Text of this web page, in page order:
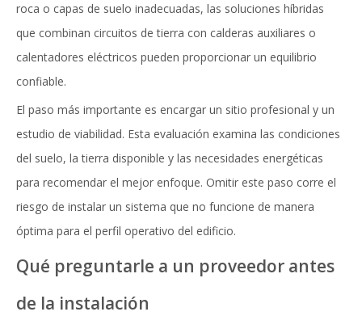
roca o capas de suelo inadecuadas, las soluciones híbridas
que combinan circuitos de tierra con calderas auxiliares o
calentadores eléctricos pueden proporcionar un equilibrio
confiable.
El paso más importante es encargar un sitio profesional y un
estudio de viabilidad. Esta evaluación examina las condiciones
del suelo, la tierra disponible y las necesidades energéticas
para recomendar el mejor enfoque. Omitir este paso corre el
riesgo de instalar un sistema que no funcione de manera
óptima para el perfil operativo del edificio.
Qué preguntarle a un proveedor antes
de la instalación